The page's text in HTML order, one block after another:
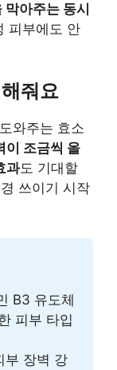
아주는 동시
피부에도 안
줘요
와주는 효소
이 조금씩 올
과도 기대할
쓰이기 시작
B3 유도체
피부 타입
부 장벽 강